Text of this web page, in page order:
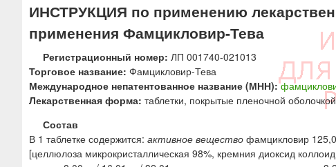
ИНСТРУКЦИЯ по применению
применения Фамцикловир-Тева
Регистрационный номер: ЛП 001740-021013
Торговое название: Фамцикловир-Тева
Международное непатентованное название (МНН):
Лекарственная форма: таблетки, покрытые пленочной оболочкой
Состав
В 1 таблетке содержится: активное вещество фамцикловир
[целлюлоза микрокристаллическая 98%, кремния диоксид